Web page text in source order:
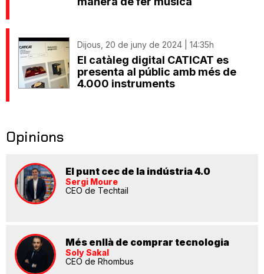
Dijous, 20 de juny de 2024 | 14:35h
El catàleg digital CATICAT es
presenta al públic amb més de
4.000 instruments
Opinions
El punt cec de la indústria 4.0
Sergi Moure
CEO de Techtail
Més enllà de comprar tecnologia
Soly Sakal
CEO de Rhombus